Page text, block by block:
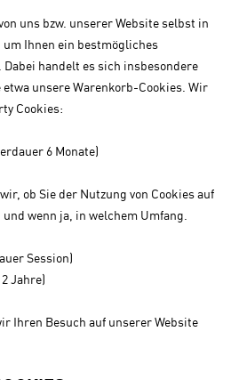
uns bzw. unserer Website selbst in
um Ihnen ein bestmögliches
handelt es sich insbesondere
unsere Warenkorb-Cookies. Wir
Cookies:
6 Monate)
ob Sie der Nutzung von Cookies auf
wenn ja, in welchem Umfang.
Session)
Jahre)
Ihren Besuch auf unserer Website